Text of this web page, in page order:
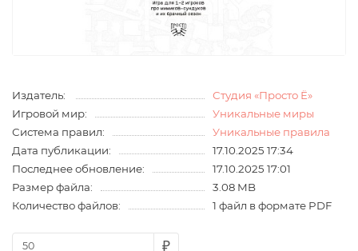
Издатель:
Студия «Просто Ё»
Игровой мир:
Уникальные миры
Система правил:
Уникальные правила
Дата публикации:
17.10.2025 17:34
Последнее обновление:
17.10.2025 17:01
Размер файла:
3.08 MB
Количество файлов:
1 файл в формате PDF
₽